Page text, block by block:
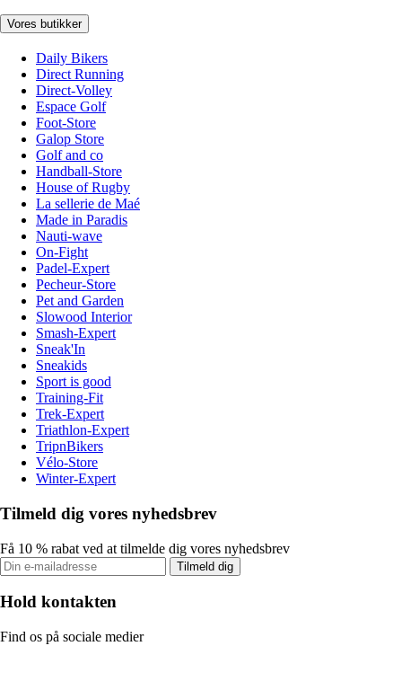
Vores butikker
Daily Bikers
Direct Running
Direct-Volley
Espace Golf
Foot-Store
Galop Store
Golf and co
Handball-Store
House of Rugby
La sellerie de Maé
Made in Paradis
Nauti-wave
On-Fight
Padel-Expert
Pecheur-Store
Pet and Garden
Slowood Interior
Smash-Expert
Sneak'In
Sneakids
Sport is good
Training-Fit
Trek-Expert
Triathlon-Expert
TripnBikers
Vélo-Store
Winter-Expert
Tilmeld dig vores nyhedsbrev
Få 10 % rabat ved at tilmelde dig vores nyhedsbrev
Tilmeld dig
Hold kontakten
Find os på sociale medier